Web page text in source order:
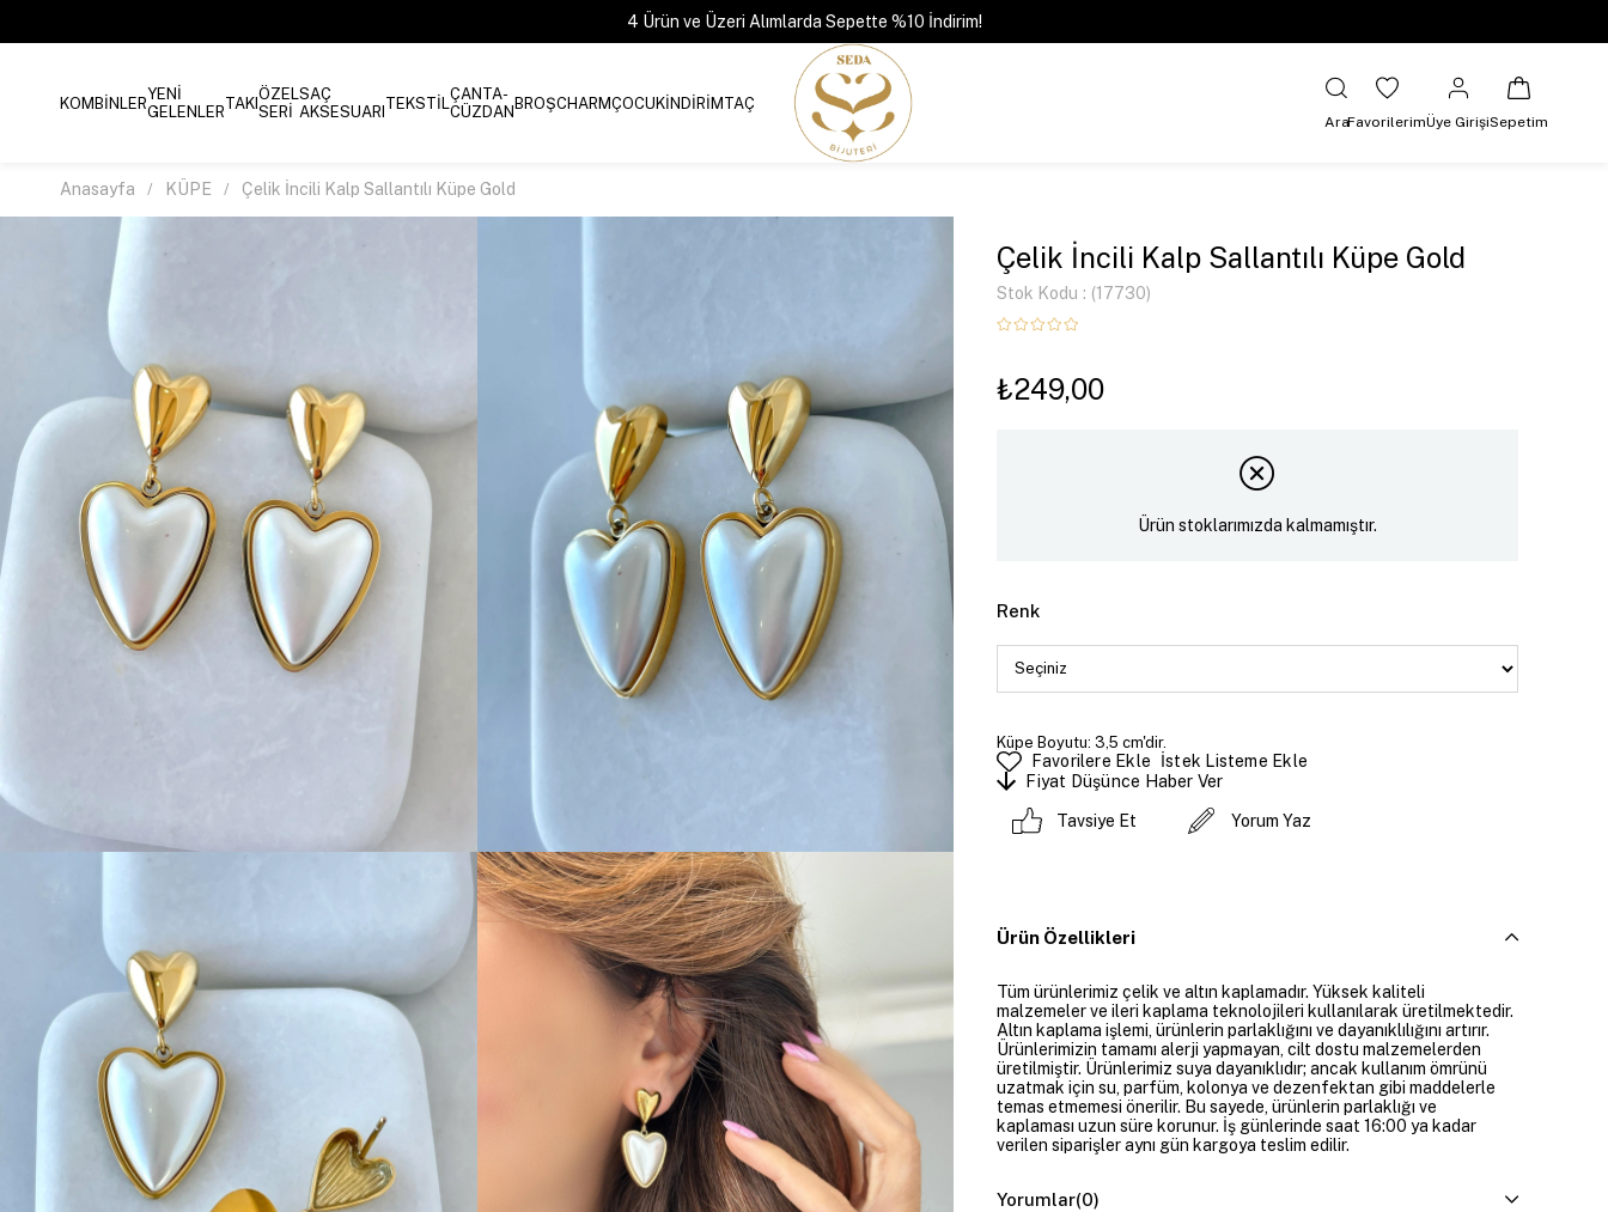
4 Ürün ve Üzeri Alımlarda Sepette %10 İndirim!
KOMBİNLERYENİ
GELENLERTAKIÖZEL
SERİ
SAÇ
AKSESUARI TEKSTİLÇANTA-
CÜZDANBROŞCHARMÇOCUKİNDİRİMTAÇ
AraFavorilerimÜye GirişiSepetim
Anasayfa KÜPE Çelik İncili Kalp Sallantılı Küpe Gold
Çelik İncili Kalp Sallantılı Küpe Gold
Stok Kodu (17730)
₺249,00
Ürün stoklarımızda kalmamıştır.
Renk
Küpe Boyutu: 3,5 cm'dir.
Favorilere Ekle
İstek Listeme Ekle
Fiyat Düşünce Haber Ver
Tavsiye Et Yorum Yaz
Ürün Özellikleri
Tüm ürünlerimiz çelik ve altın kaplamadır. Yüksek kaliteli
malzemeler ve ileri kaplama teknolojileri kullanılarak üretilmektedir.
Altın kaplama işlemi, ürünlerin parlaklığını ve dayanıklılığını artırır.
Ürünlerimizin tamamı alerji yapmayan, cilt dostu malzemelerden
üretilmiştir. Ürünlerimiz suya dayanıklıdır; ancak kullanım ömrünü
uzatmak için su, parfüm, kolonya ve dezenfektan gibi maddelerle
temas etmemesi önerilir. Bu sayede, ürünlerin parlaklığı ve
kaplaması uzun süre korunur. İş günlerinde saat 16:00 ya kadar
verilen siparişler aynı gün kargoya teslim edilir.
Yorumlar(0)